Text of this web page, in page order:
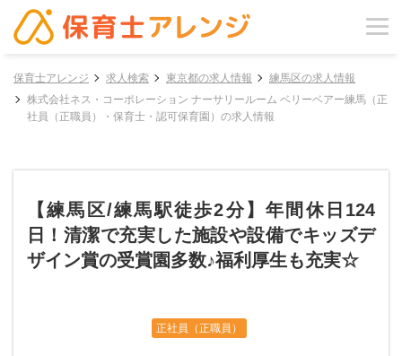
保育士アレンジ 求人検索 東京都の求人情報
練馬区の求人情報
株式会社ネス・コーポレーション ナーサリールーム ベリーベアー練馬（正
社員（正職員）・保育士・認可保育園）の求人情報
【練馬区/練馬駅徒歩2分】年間休日124
日！清潔で充実した施設や設備でキッズデ
ザイン賞の受賞園多数♪福利厚生も充実☆
正社員（正職員）